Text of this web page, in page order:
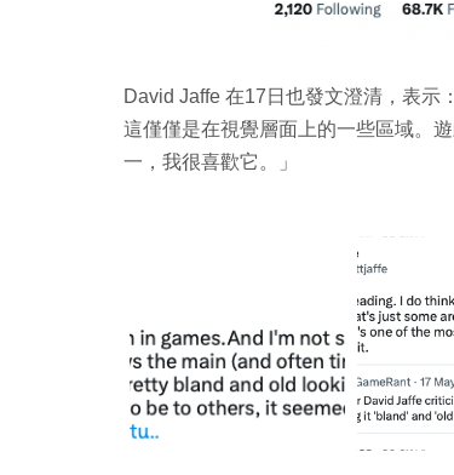
David Jaffe 在17日也發文澄清，表示
這僅僅是在視覺層面上的一些區域。
一，我很喜歡它。」